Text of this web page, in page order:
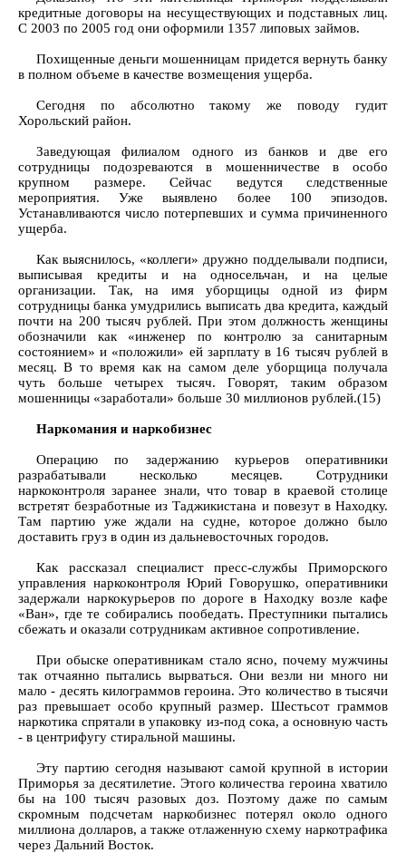
кредитные договоры на несуществующих и подставных лиц.
С 2003 по 2005 год они оформили 1357 липовых займов.
Похищенные деньги мошенницам придется вернуть банку
в полном объеме в качестве возмещения ущерба.
Сегодня по абсолютно такому же поводу гудит
Хорольский район.
Заведующая филиалом одного из банков и две его
сотрудницы подозреваются в мошенничестве в особо
крупном размере. Сейчас ведутся следственные
мероприятия. Уже выявлено более 100 эпизодов.
Устанавливаются число потерпевших и сумма причиненного
ущерба.
Как выяснилось, «коллеги» дружно подделывали подписи,
выписывая кредиты и на односельчан, и на целые
организации. Так, на имя уборщицы одной из фирм
сотрудницы банка умудрились выписать два кредита, каждый
почти на 200 тысяч рублей. При этом должность женщины
обозначили как «инженер по контролю за санитарным
состоянием» и «положили» ей зарплату в 16 тысяч рублей в
месяц. В то время как на самом деле уборщица получала
чуть больше четырех тысяч. Говорят, таким образом
мошенницы «заработали» больше 30 миллионов рублей.(15)
Наркомания и наркобизнес
Операцию по задержанию курьеров оперативники
разрабатывали несколько месяцев. Сотрудники
наркоконтроля заранее знали, что товар в краевой столице
встретят безработные из Таджикистана и повезут в Находку.
Там партию уже ждали на судне, которое должно было
доставить груз в один из дальневосточных городов.
Как рассказал специалист пресс-службы Приморского
управления наркоконтроля Юрий Говорушко, оперативники
задержали наркокурьеров по дороге в Находку возле кафе
«Ван», где те собирались пообедать. Преступники пытались
сбежать и оказали сотрудникам активное сопротивление.
При обыске оперативникам стало ясно, почему мужчины
так отчаянно пытались вырваться. Они везли ни много ни
мало - десять килограммов героина. Это количество в тысячи
раз превышает особо крупный размер. Шестьсот граммов
наркотика спрятали в упаковку из-под сока, а основную часть
- в центрифугу стиральной машины.
Эту партию сегодня называют самой крупной в истории
Приморья за десятилетие. Этого количества героина хватило
бы на 100 тысяч разовых доз. Поэтому даже по самым
скромным подсчетам наркобизнес потерял около одного
миллиона долларов, а также отлаженную схему наркотрафика
через Дальний Восток.